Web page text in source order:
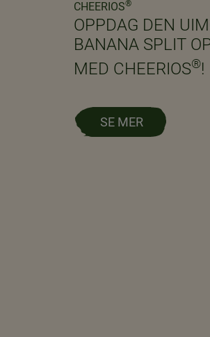
CHEERIOS®
OPPDAG DEN
BANANA SPLIT
MED CHEERIOS®!
SE MER